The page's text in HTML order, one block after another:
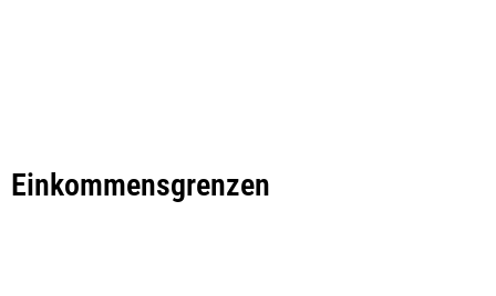
Einkommensgrenzen